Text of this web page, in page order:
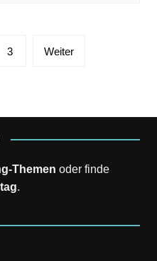
3 Weiter
Themen oder finde
.